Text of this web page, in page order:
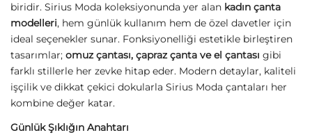
biridir. Sirius Moda koleksiyonunda yer alan kadın çanta
modelleri, hem günlük kullanım hem de özel davetler için
ideal seçenekler sunar. Fonksiyonelliği estetikle birleştiren
tasarımlar; omuz çantası, çapraz çanta ve el çantası gibi
farklı stillerle her zevke hitap eder. Modern detaylar, kaliteli
işçilik ve dikkat çekici dokularla Sirius Moda çantaları her
kombine değer katar.
Günlük Şıklığın Anahtarı